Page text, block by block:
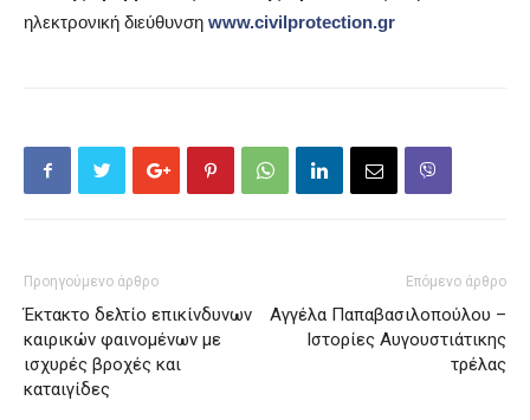
ηλεκτρονική διεύθυνση www.civilprotection.gr
Προηγούμενο άρθρο
Έκτακτο δελτίο επικίνδυνων
καιρικών φαινομένων με
ισχυρές βροχές και
καταιγίδες
Επόμενο άρθρο
Αγγέλα Παπαβασιλοπούλου –
Ιστορίες Αυγουστιάτικης
τρέλας